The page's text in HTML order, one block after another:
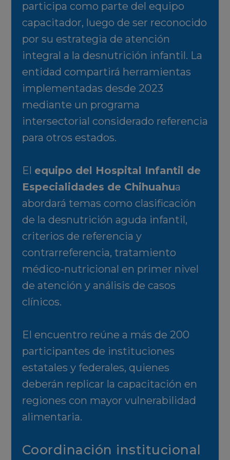
participa como parte del equipo
capacitador, luego de ser reconocido
por su estrategia de atención
integral a la desnutrición infantil. La
entidad compartirá herramientas
implementadas desde 2023
mediante un programa
intersectorial considerado referencia
para otros estados.
El equipo del Hospital Infantil de
Especialidades de Chihuahua
abordará temas como clasificación
de la desnutrición aguda infantil,
criterios de referencia y
contrarreferencia, tratamiento
médico-nutricional en primer nivel
de atención y análisis de casos
clínicos.
El encuentro reúne a más de 200
participantes de instituciones
estatales y federales, quienes
deberán replicar la capacitación en
regiones con mayor vulnerabilidad
alimentaria.
Coordinación institucional